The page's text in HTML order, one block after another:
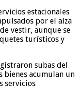
estacionales
por el alza
vestir, aunque se
turísticos y
subas del
bienes acumulan un
servicios